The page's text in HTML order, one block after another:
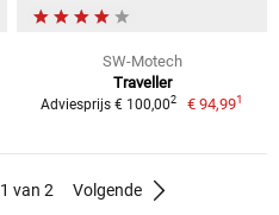
SW-Motech
Traveller
Adviesprijs € 100,002 € 94,991
van 2 Volgende